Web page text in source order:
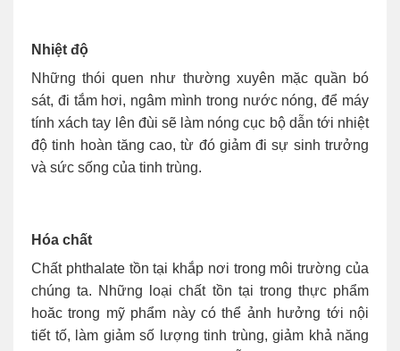
Nhiệt độ
Những thói quen như thường xuyên mặc quần bó
sát, đi tắm hơi, ngâm mình trong nước nóng, để máy
tính xách tay lên đùi sẽ làm nóng cục bộ dẫn tới nhiệt
độ tinh hoàn tăng cao, từ đó giảm đi sự sinh trưởng
và sức sống của tinh trùng.
Hóa chất
Chất phthalate tồn tại khắp nơi trong môi trường của
chúng ta. Những loại chất tồn tại trong thực phẩm
hoăc trong mỹ phẩm này có thể ảnh hưởng tới nội
tiết tố, làm giảm số lượng tinh trùng, giảm khả năng